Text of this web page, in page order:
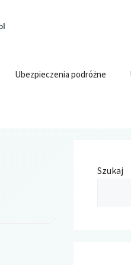
Ubezpieczenia podróżne
Szukaj